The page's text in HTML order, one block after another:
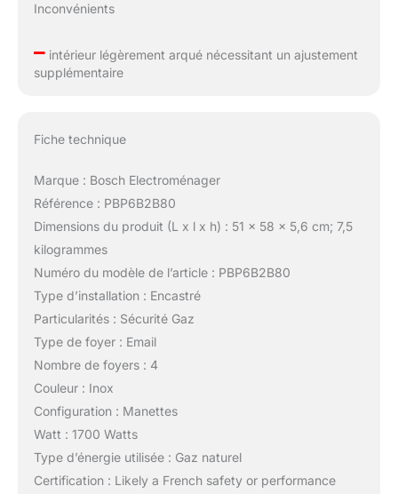
Inconvénients
–intérieur légèrement arqué nécessitant un ajustement
supplémentaire
Fiche technique
Marque : Bosch Electroménager
Référence : PBP6B2B80
Dimensions du produit (L x l x h) : 51 x 58 x 5,6 cm; 7,5
kilogrammes
Numéro du modèle de l’article : PBP6B2B80
Type d’installation : Encastré
Particularités : Sécurité Gaz
Type de foyer : Email
Nombre de foyers : 4
Couleur : Inox
Configuration : Manettes
Watt : 1700 Watts
Type d’énergie utilisée : Gaz naturel
Certification : Likely a French safety or performance